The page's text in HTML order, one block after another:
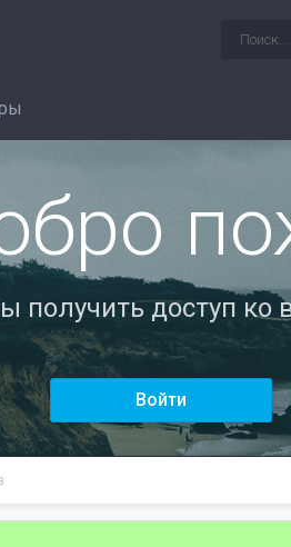
получить доступ
Войти